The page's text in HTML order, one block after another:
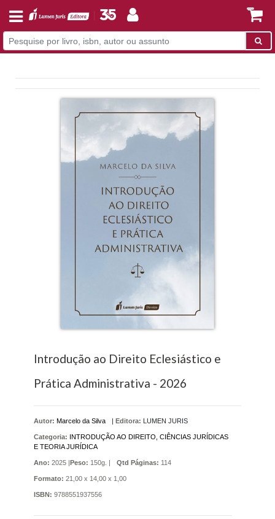
Introdução ao Direito Eclesiástico e
Prática Administrativa - 2026
Autor: Marcelo da Silva Editora: LUMEN JURIS
Categoria:
INTRODUÇÃO AO DIREITO, CIÊNCIAS JURÍDICAS
E TEORIA JURÍDICA
Ano: 2025 | Peso: 150g. | Qtd Páginas: 114
Formato: 21,00 x 14,00 x 1,00
ISBN: 9788551937556